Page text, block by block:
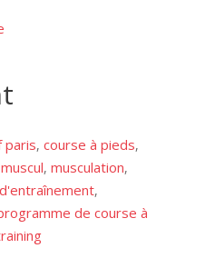
paris,course à pieds,
muscul,musculation,
,
de course à